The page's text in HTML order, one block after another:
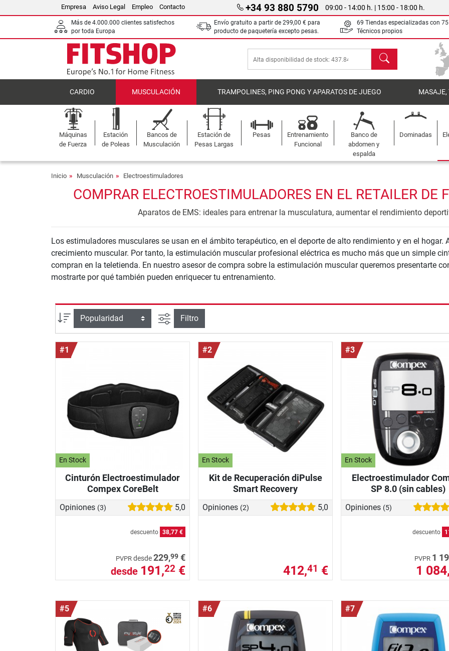
Empresa Aviso Legal Empleo Contacto +34 93 880 5790 09:00 - 14:00 h. | 15:00 - 18:00 h.
Más de 4.000.000 clientes satisfechos
por toda Europa
Envío gratuito a partir de 299,00 € para
producto de paquetería excepto pesas.
69 Tiendas especializadas con 75
Técnicos propios
Buscar
CARDIO MUSCULACIÓN TRAMPOLINES, PING PONG Y APARATOS DE JUEGO MASAJE,
Máquinas
de Fuerza
Estación
de Poleas
Bancos de
Musculación
Estación de
Pesas Largas
Pesas
Entrenamiento
Funcional
Banco de
abdomen y
espalda
Dominadas
Inicio Musculación Electroestimuladores
COMPRAR ELECTROESTIMULADORES EN EL RETAILER DE
Aparatos de EMS: ideales para entrenar la musculatura, aumentar el rendimiento
Los estimuladores musculares se usan en el ámbito terapéutico, en el deporte de alto rendimiento y en el
crecimiento muscular. Por tanto, la estimulación muscular profesional eléctrica es mucho más que un simple
compran en la teletienda. En nuestro asesor de compra sobre la estimulación muscular queremos presentarte
mostrarte por qué también pueden enriquecer tu entrenamiento.
Ordenar por Busqueda avanzada
Filtro
#1
En Stock
Cinturón Electroestimulador
Compex CoreBelt
Opiniones (3) 5,0
descuento 38,77 €
PVPR desde229,99 €
desde 191,22 €
#2
En Stock
Kit de Recuperación diPulse
Smart Recovery
Opiniones (2) 5,0
412,41 €
#3
En Stock
Electroestimulador
SP 8.0 (sin cables)
Opiniones (5)
descuento
PVPR 1
1
#5 #6 #7